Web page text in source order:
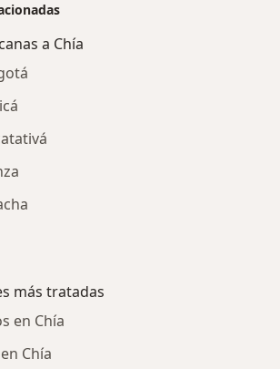
a Chía
más tratadas
en Chía
Chía